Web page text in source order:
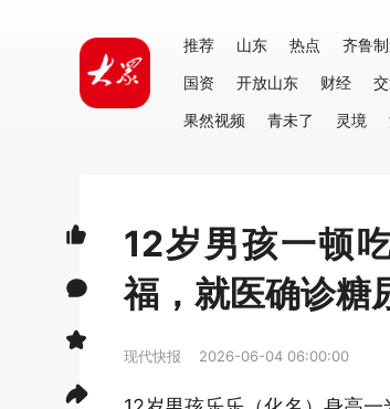
推荐 山东 热点 齐鲁
国资
开放山东 财经
果然视频
青未了 灵境
12岁男孩一顿
福，就医确诊糖
现代快报 2026-06-04 06:00:00